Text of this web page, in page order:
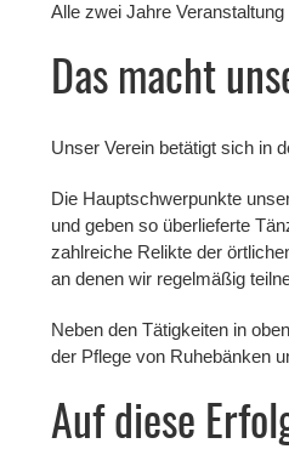
Alle zwei Jahre
Das macht
Unser Verein betätigt sich in
Die Hauptschwerpunkte
und geben so überlieferte
zahlreiche Relikte der
an denen wir regelmäßig
Neben den Tätigkeiten in
der Pflege von Ruhebänken
Auf diese